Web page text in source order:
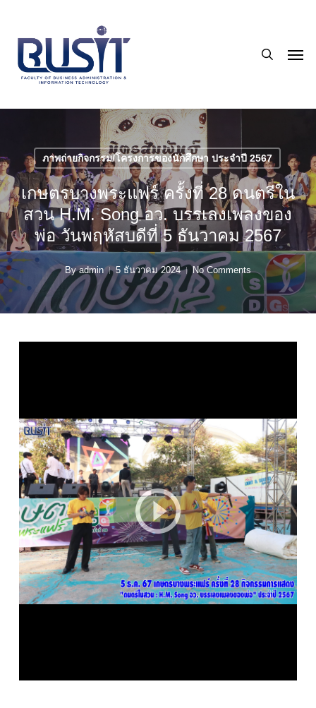
main
content
ภาพถ่ายกิจกรรม/โครงการของนักศึกษา ประจำปี 2567
เกษตรบางพระแฟร์ ครั้งที่ 28 ดนตรีใน
สวน H.M. Song อว. บรรเลงเพลงของ
พ่อ วันพฤหัสบดีที่ 5 ธันวาคม 2567
By admin 5 ธันวาคม 2024 No Comments